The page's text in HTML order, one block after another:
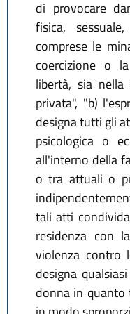
di provocare
fisica,
comprese le
coercizione o
libertà, sia
privata", "b)
designa tutti gli
psicologica o
all'interno della
o tra attuali o
tali atti
residenza con
violenza contro
designa
donna in quanto